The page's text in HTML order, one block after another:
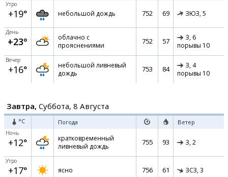
Утро
+19° небольшой дождь 752 69 ЗЮЗ, 5
День
+23°
облачно с
прояснениями
752 57 З, 6
порывы 10
Вечер
+16°
небольшой ливневый
дождь
753 84 З, 4
порывы 10
Завтра, Суббота, 8 Августа
°C Погода Ветер
Ночь
+12°
кратковременный
ливневый дождь
755 93 З, 2
Утро
+17° ясно 756 61 ЗСЗ, 3